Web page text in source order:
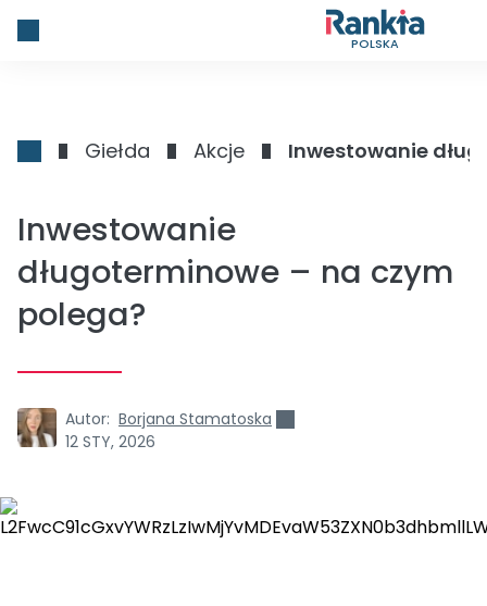
POLSKA
Giełda Akcje Inwestowanie
Inwestowanie
długoterminowe – na czym
polega?
Autor: Borjana Stamatoska
12 STY, 2026